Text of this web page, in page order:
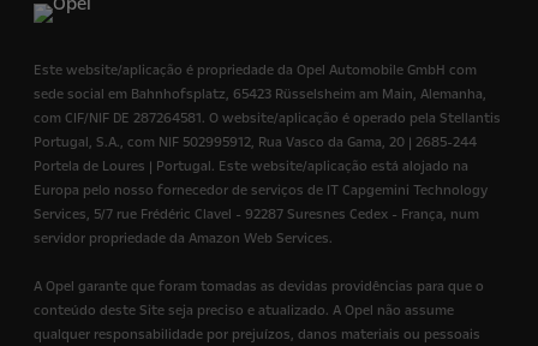
Este website/aplicação é propriedade da Opel Automobile GmbH com
sede social em Bahnhofsplatz, 65423 Rüsselsheim am Main, Alemanha,
com CIF/NIF DE 287264581. O website/aplicação é operado pela Stellantis
Portugal, S.A., com NIF 502995912, Rua Vasco da Gama, 20 | 2685-244
Portela de Loures | Portugal. Este website/aplicação está alojado na
Europa pelo nosso fornecedor de serviços de IT Capgemini Technology
Services, 5/7 rue Frédéric Clavel - 92287 Suresnes Cedex - França, num
servidor propriedade da Amazon Web Services.
A Opel garante que foram tomadas as devidas providências para que o
conteúdo deste Site seja preciso e atualizado. A Opel não assume
qualquer responsabilidade por prejuízos, danos materiais ou pessoais